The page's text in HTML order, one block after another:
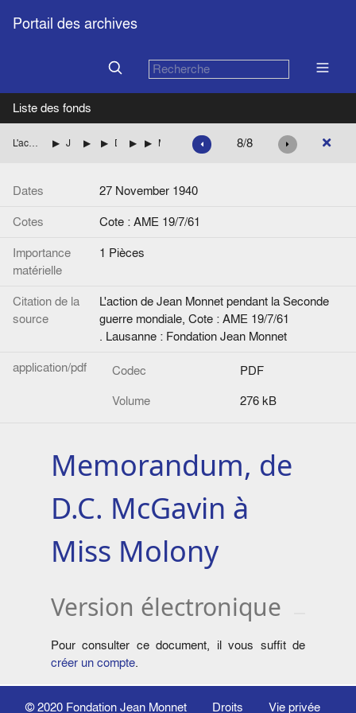
Portail des archives
Liste des fonds
L'action de Jean Monnet pendant la Seconde guerre mondiale Dossiers personnels
Dossiers concernant des demandes de visas Raphaël Salem 8/8
Dates
27 November 1940
Cotes
Cote : AME 19/7/61
Importance
matérielle
1 Pièces
Citation de la
source
L'action de Jean Monnet pendant la Seconde
guerre mondiale, Cote : AME 19/7/61
. Lausanne : Fondation Jean Monnet
application/pdf
Codec
PDF
Volume
276 kB
Memorandum, de
D.C. McGavin à
Miss Molony
Version électronique
Pour consulter ce document, il vous suffit de
créer un compte.
© 2020 Fondation Jean Monnet Droits Vie privée